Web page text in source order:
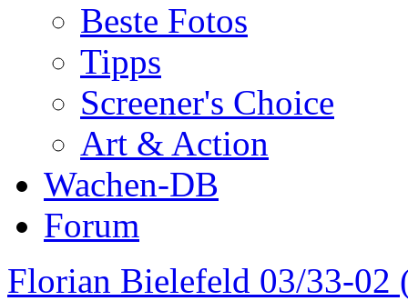
Beste Fotos
Tipps
Screener's Choice
Art & Action
Wachen-DB
Forum
Florian Bielefeld 03/33-02